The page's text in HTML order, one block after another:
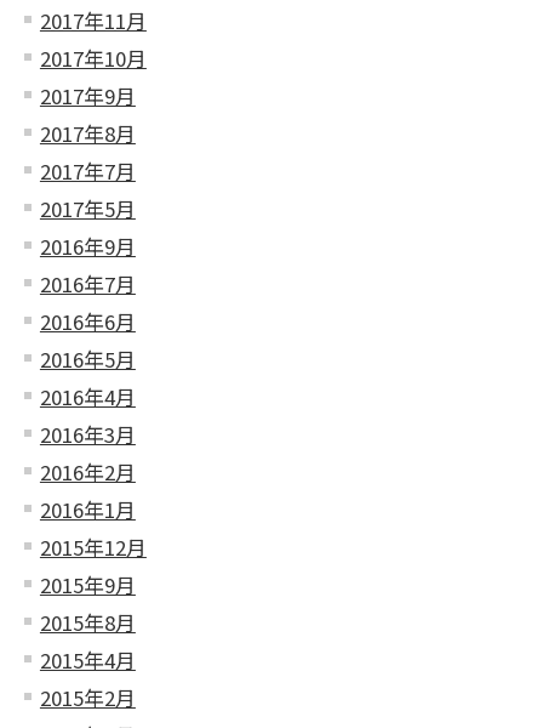
2017年11月
2017年10月
2017年9月
2017年8月
2017年7月
2017年5月
2016年9月
2016年7月
2016年6月
2016年5月
2016年4月
2016年3月
2016年2月
2016年1月
2015年12月
2015年9月
2015年8月
2015年4月
2015年2月